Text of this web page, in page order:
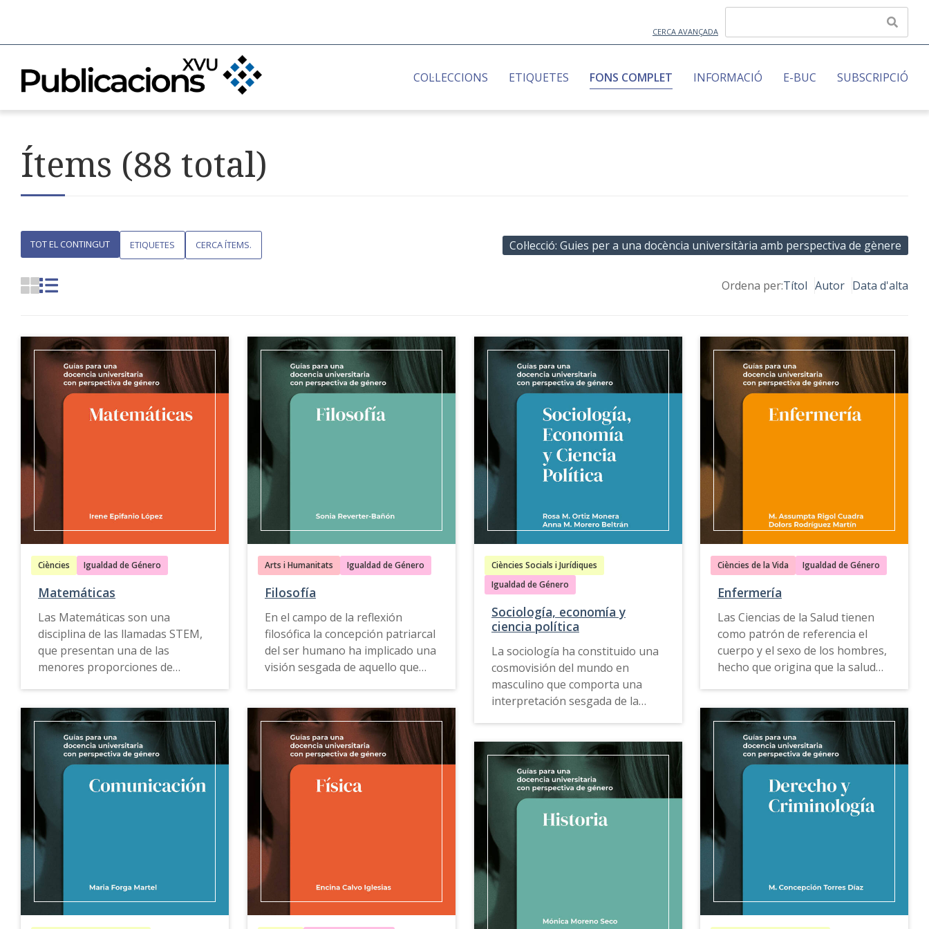
CERCA AVANÇADA
COL·LECCIONS ETIQUETES FONS COMPLET INFORMACIÓ E-BUC SUBSCRIPCIÓ
Ítems (88 total)
TOT EL CONTINGUT ETIQUETES CERCA ÍTEMS. Col·lecció: Guies per a una docència universitària amb perspectiva de gènere
Ordena per:Títol Autor Data d'alta
Ciències Igualdad de Género
Matemáticas
Las Matemáticas son una
disciplina de las llamadas STEM,
que presentan una de las
menores proporciones de
LaGuía para una docencia
universitaria con perspectiva de
género de Matemáticasofrece
propuestas, ejemplos de buenas
prácticas, recursos docentes y
herramientas de consulta que
permiten desmasculinizar este
ámbito y visibilizar los modelos
acceso de las mujeres a los
estudios de grado.
Arts i Humanitats Igualdad de Género
Filosofía
En el campo de la reflexión
filosófica la concepción patriarcal
del ser humano ha implicado una
visión sesgada de aquello que
LaGuía para una docencia
universitaria con perspectiva de
género de Filosofíaofrece
propuestas, ejemplos de buenas
prácticas, recursos docentes y
herramientas de consulta que
facilitan a los profesores
enseñar en el aula a reconocer y
apoderar los conocimientos
filosóficos que lleven a una
comprensión del ser humano
completa y diversa.
Ciències Socials i Jurídiques
Igualdad de Género
Sociología, economía y
ciencia política
La sociología ha constituido una
cosmovisión del mundo en
masculino que comporta una
interpretación sesgada de la
invisibilizado la dependencia que
tiene la esfera mercantil de la
esfera doméstica. Y en el ámbito
de las ciencias políticas,
encontramos también muchos
sesgos de género en conceptos
básicos como los de justicia,
igualdad o ciudadanía.
universitaria con perspectiva de
Ciències de la Vida Igualdad de Género
Enfermería
Las Ciencias de la Salud tienen
como patrón de referencia el
cuerpo y el sexo de los hombres,
hecho que origina que la salud
LaGuía para una docencia
universitaria con perspectiva de
género de Enfermeríaofrece
propuestas, ejemplos de buenas
prácticas, recursos docentes y
herramientas de consulta que
actúan de guía para atender los
riesgos y problemas de salud
estereotipos de género.
Esta guía también está